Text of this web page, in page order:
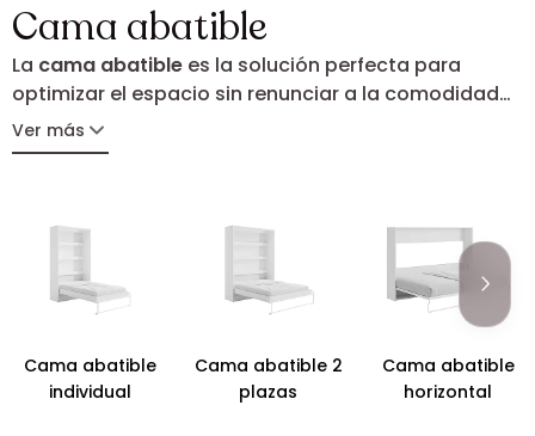
Cama abatible
La cama abatible es la solución perfecta para
optimizar el espacio sin renunciar a la comodidad
de una cama de verdad. Práctica y discreta, se
pliega fácilmente para liberar superficie útil en el día
hogar y tus necesidades.
Ver más
Cama abatible
individual
Cama abatible 2
plazas
Cama abatible
horizontal